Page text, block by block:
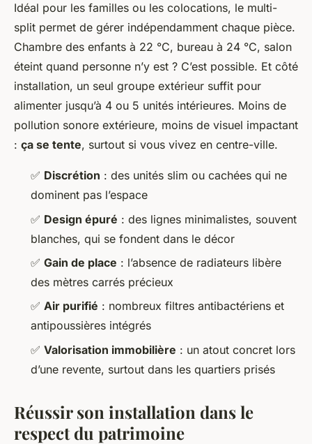
Idéal pour les familles ou les colocations, le multi-
split permet de gérer indépendamment chaque pièce.
Chambre des enfants à 22 °C, bureau à 24 °C, salon
éteint quand personne n’y est ? C’est possible. Et côté
installation, un seul groupe extérieur suffit pour
alimenter jusqu’à 4 ou 5 unités intérieures. Moins de
pollution sonore extérieure, moins de visuel impactant
: ça se tente, surtout si vous vivez en centre-ville.
✅ Discrétion : des unités slim ou cachées qui ne
dominent pas l’espace
✅ Design épuré : des lignes minimalistes, souvent
blanches, qui se fondent dans le décor
✅ Gain de place : l’absence de radiateurs libère
des mètres carrés précieux
✅ Air purifié : nombreux filtres antibactériens et
antipoussières intégrés
✅ Valorisation immobilière : un atout concret lors
d’une revente, surtout dans les quartiers prisés
Réussir son installation dans le
respect du patrimoine